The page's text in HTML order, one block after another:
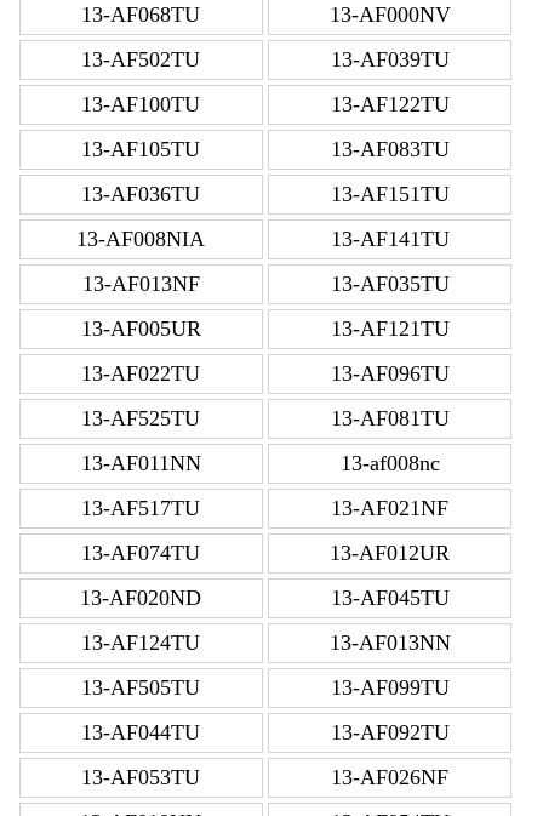
13-AF068TU
13-AF000NV
13-AF502TU
13-AF039TU
13-AF100TU
13-AF122TU
13-AF105TU
13-AF083TU
13-AF036TU
13-AF151TU
13-AF008NIA
13-AF141TU
13-AF013NF
13-AF035TU
13-AF005UR
13-AF121TU
13-AF022TU
13-AF096TU
13-AF525TU
13-AF081TU
13-AF011NN
13-af008nc
13-AF517TU
13-AF021NF
13-AF074TU
13-AF012UR
13-AF020ND
13-AF045TU
13-AF124TU
13-AF013NN
13-AF505TU
13-AF099TU
13-AF044TU
13-AF092TU
13-AF053TU
13-AF026NF